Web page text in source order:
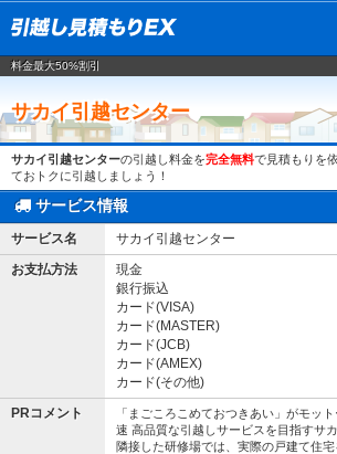
料金最大50%割引
サカイ引越センター
サカイ引越センターの引越し料金を完全無料で見積もりを
ておトクに引越しましょう！
サービス情報
サービス名
サカイ引越センター
お支払方法
現金
銀行振込
カード(VISA)
カード(MASTER)
カード(JCB)
カード(AMEX)
カード(その他)
PRコメント
「まごころこめておつきあい」がモッ
速 高品質な引越しサービスを目指すサ
隣接した研修場では、実際の戸建て住